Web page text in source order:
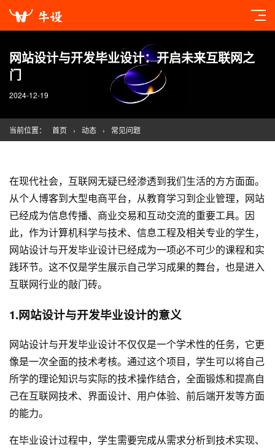
网站设计与开发毕业设计：开启未来互联网之
门
2024-12-19
当前位置： 首页 › 动态 › 常见问题
在现代社会，互联网无疑已经渗透到我们生活的方方面面。
从个人博客到大型电商平台，从教育学习到企业管理，网站
已经成为信息传播、商业交易和互动交流的重要工具。因
此，作为计算机科学与技术、信息工程及相关专业的学生，
网站设计与开发毕业设计已经成为一项必不可少的课程和实
践环节。这不仅是学生展示自己学习成果的舞台，也是进入
互联网行业的敲门砖。
1.网站设计与开发毕业设计的意义
网站设计与开发毕业设计不仅仅是一个学术性的任务，它更
像是一次全面的技术考核。通过这个项目，学生可以将自己
所学的理论知识与实际的技术操作结合，全面锻炼和提高自
己在互联网技术、界面设计、用户体验、前后端开发等方面
的能力。
在毕业设计过程中，学生需要完成从需求分析到技术实现、